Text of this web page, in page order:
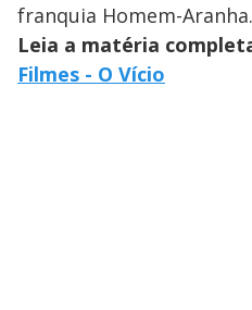
franquia Homem-Aranha.
Leia a matéria
Filmes - O Vício